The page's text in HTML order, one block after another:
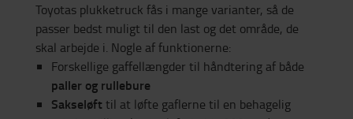
Toyotas plukketruck fås i mange varianter, så de
passer bedst muligt til den last og det område, de
skal arbejde i. Nogle af funktionerne:
Forskellige gaffellængder til håndtering af både
paller og rullebure
Sakseløft til at løfte gaflerne til en behagelig